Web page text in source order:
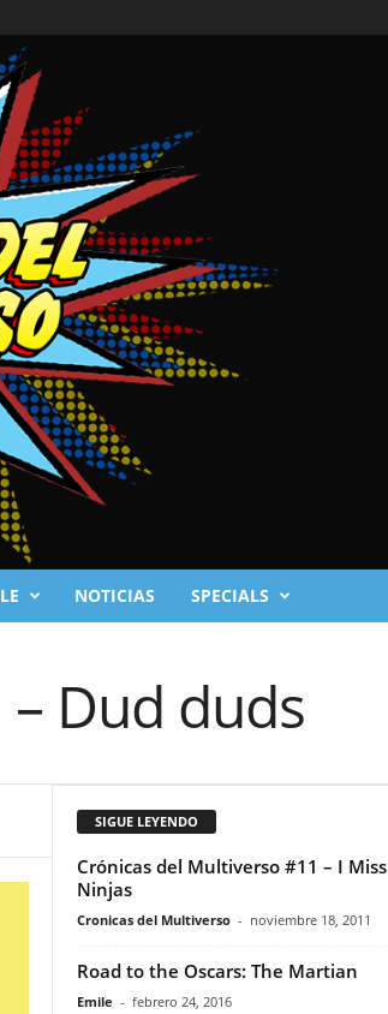
NOTICIAS SPECIALS
Dud duds
SIGUE LEYENDO
Crónicas del Multiverso #11 – I Miss
Ninjas
Cronicas del Multiverso - noviembre 18, 2011
Road to the Oscars: The Martian
Emile - febrero 24, 2016